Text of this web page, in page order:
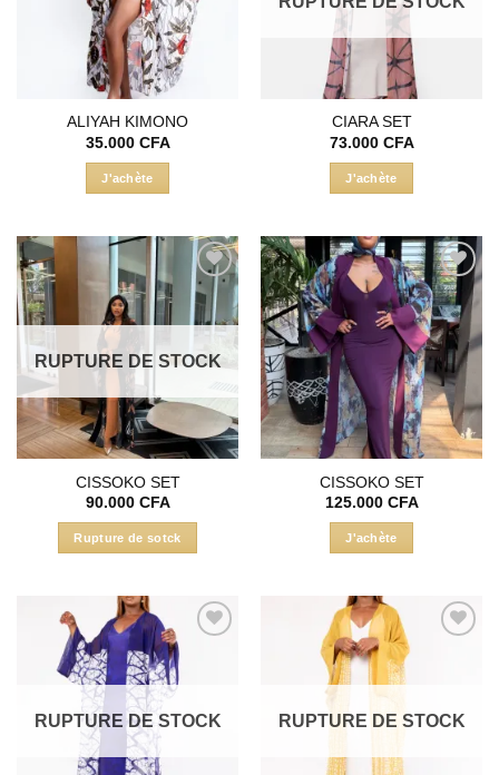
ALIYAH KIMONO
35.000 CFA
J'achète
CIARA SET
73.000 CFA
J'achète
a
plusieurs
variations.
Les
options
peuvent
être
choisies
sur
la
page
du
produit
Ajouter
à la liste
d’envies
RUPTURE DE STOCK
CISSOKO SET
90.000 CFA
Rupture de sotck
Ajouter
à la liste
d’envies
CISSOKO SET
125.000 CFA
J'achète
à la liste
d’envies
RUPTURE DE STOCK RUPTURE DE STOCK